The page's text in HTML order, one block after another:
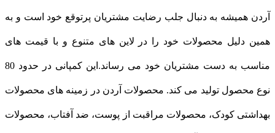
آردن همیشه به دنبال جلب رضایت مشتریان پرتوقع خود است و به
همین دلیل محصولات خود را در لاین های متنوع و با قیمت های
مناسب به دست مشتریان خود می رساند.این کمپانی در حدود 80
نوع محصول تولید می کند. محصولات آردن در زمینه های محصولات
بهداشتی کودک، محصولات مراقبت از پوست، ضد آفتاب، محصولات